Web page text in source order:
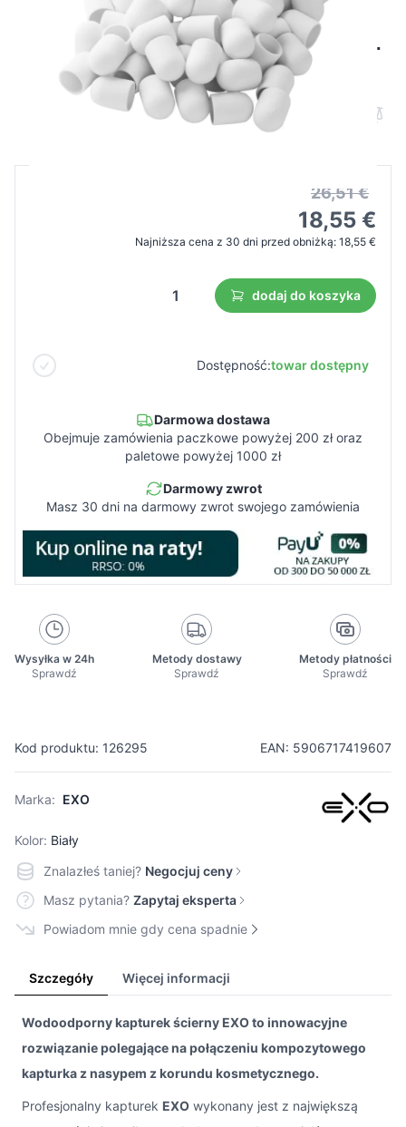
Exo kapturek ścierny 13 mm/150 100 szt.
Hard Cap white
Kod produktu: 126295 EAN: 5906717419607
Marka: EXO
Kolor: Biały
26,51 €
18,55 €
Najniższa cena z 30 dni przed obniżką: 18,55 €
dodaj do koszyka
Dostępność:towar dostępny
Darmowa dostawa
Obejmuje zamówienia paczkowe powyżej 200 zł oraz
paletowe powyżej 1000 zł
Darmowy zwrot
Masz 30 dni na darmowy zwrot swojego zamówienia
Wysyłka w 24h
Sprawdź
Metody dostawy
Sprawdź
Metody płatności
Sprawdź
Znalazłeś taniej? Negocjuj ceny
Masz pytania? Zapytaj eksperta
Powiadom mnie gdy cena spadnie
Szczegóły Więcej informacji
Wodoodporny kapturek ścierny EXO to innowacyjne
rozwiązanie polegające na połączeniu kompozytowego
kapturka z nasypem z korundu kosmetycznego.
Profesjonalny kapturek EXO wykonany jest z największą